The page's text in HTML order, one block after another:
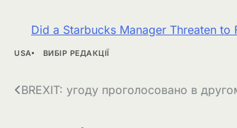
Did a Starbucks Manager Threaten to
USA ВИБІР РЕДАКЦІЇ
Навігація
BREXIT: угоду проголосовано в